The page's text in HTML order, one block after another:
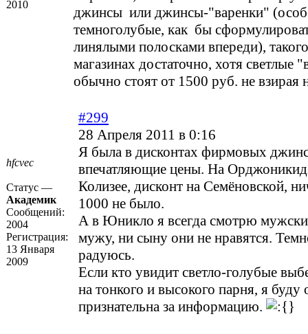
2010
джинсы или джинсы-"варенки"
темноголубые, как бы
линялыми полосками впереди),
магазинах достаточно, хотя светлые
обычно стоят от 1500 руб. не взирая
hfcvec
Статус —
Академик
Сообщений:
2004
Регистрация:
13 Января
2009
#299
28 Апреля 2011 в 0:16
Я была в дисконтах фирмовых
впечатляющие цены. На
Колизее, дисконт на Семёновской,
1000 не было.
А в Юникло я всегда смотрю
мужу, ни сыну они не нравятся.
радуюсь.
Если кто увидит светло-голубые
на тонкого и высокого парня, я буду
признательна за информацию.